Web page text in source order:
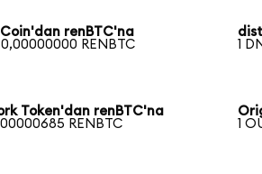
renBTC'na
RENBTC
1
Token'dan renBTC'na
RENBTC
1